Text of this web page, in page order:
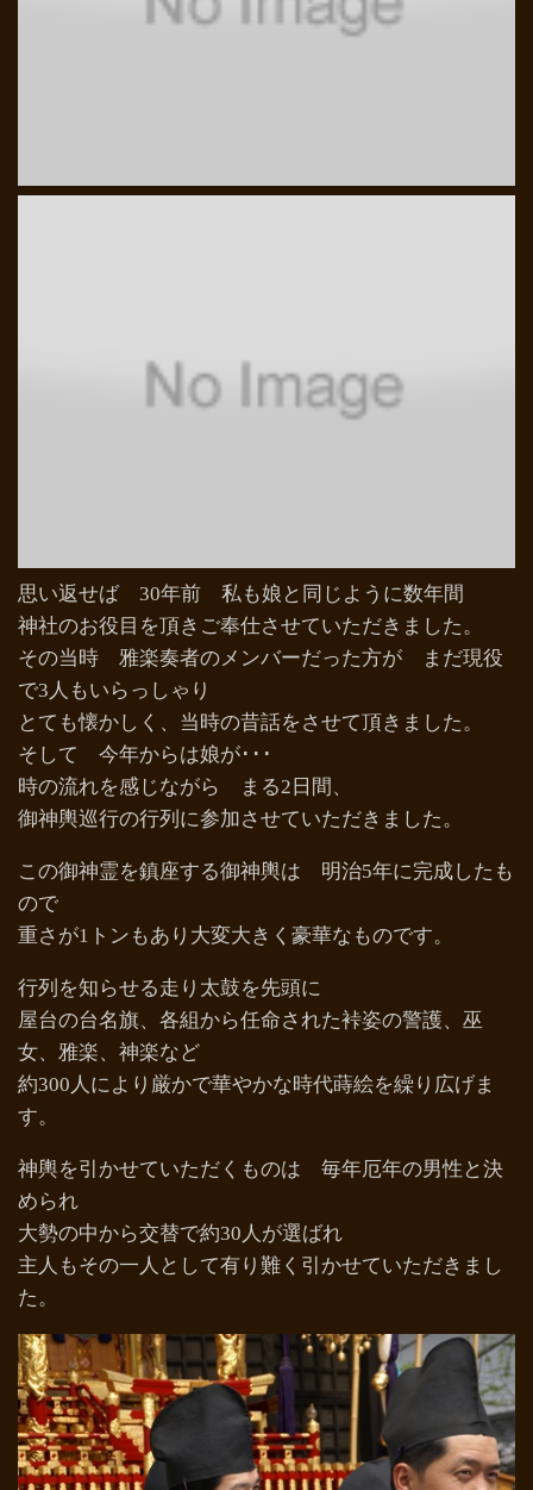
思い返せば 30年前 私も娘と同じように数年間
神社のお役目を頂きご奉仕させていただきました。
その当時 雅楽奏者のメンバーだった方が まだ現役
で3人もいらっしゃり
とても懐かしく、当時の昔話をさせて頂きました。
そして 今年からは娘が･･･
時の流れを感じながら まる2日間、
御神輿巡行の行列に参加させていただきました。
この御神霊を鎮座する御神輿は 明治5年に完成したも
ので
重さが1トンもあり大変大きく豪華なものです。
行列を知らせる走り太鼓を先頭に
屋台の台名旗、各組から任命された裃姿の警護、巫
女、雅楽、神楽など
約300人により厳かで華やかな時代蒔絵を繰り広げま
す。
神輿を引かせていただくものは 毎年厄年の男性と決
められ
大勢の中から交替で約30人が選ばれ
主人もその一人として有り難く引かせていただきまし
た。